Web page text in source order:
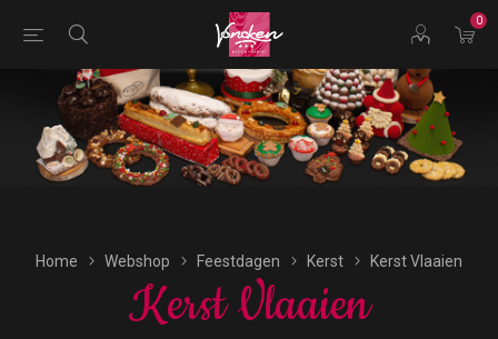
0
Bestellingen voor morgen kunnen vandaag uiterlijk tot
17:00 uur worden geplaatst.
Home Webshop Feestdagen Kerst Kerst Vlaaien
Kerst Vlaaien